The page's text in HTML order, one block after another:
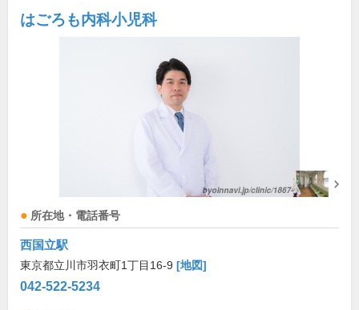
はごろも内科小児科
所在地・電話番号
西国立駅
東京都立川市羽衣町1丁目16-9 [地図]
042-522-5234